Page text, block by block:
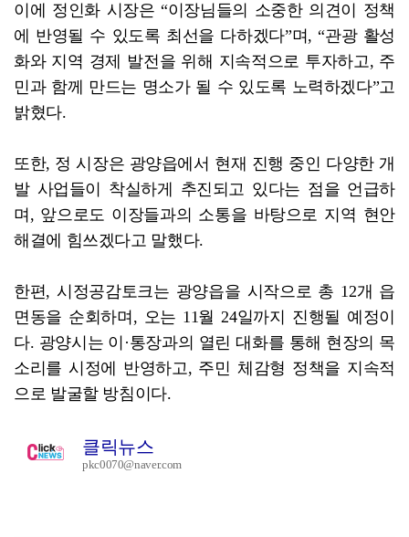
이에 정인화 시장은 “이장님들의 소중한 의견이 정책
에 반영될 수 있도록 최선을 다하겠다”며, “관광 활성
화와 지역 경제 발전을 위해 지속적으로 투자하고, 주
민과 함께 만드는 명소가 될 수 있도록 노력하겠다”고
밝혔다.
또한, 정 시장은 광양읍에서 현재 진행 중인 다양한 개
발 사업들이 착실하게 추진되고 있다는 점을 언급하
며, 앞으로도 이장들과의 소통을 바탕으로 지역 현안
해결에 힘쓰겠다고 말했다.
한편, 시정공감토크는 광양읍을 시작으로 총 12개 읍
면동을 순회하며, 오는 11월 24일까지 진행될 예정이
다. 광양시는 이·통장과의 열린 대화를 통해 현장의 목
소리를 시정에 반영하고, 주민 체감형 정책을 지속적
으로 발굴할 방침이다.
클릭뉴스
pkc0070@naver.com